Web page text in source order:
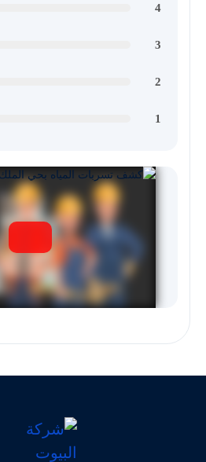
4
3
2
1